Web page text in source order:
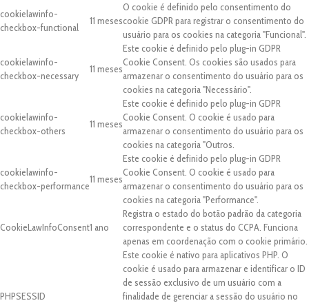
cookielawinfo-
checkbox-functional
11 meses
O cookie é definido pelo consentimento do
cookie GDPR para registrar o consentimento do
usuário para os cookies na categoria "Funcional".
cookielawinfo-
checkbox-necessary
11 meses
Este cookie é definido pelo plug-in GDPR
Cookie Consent. Os cookies são usados para
armazenar o consentimento do usuário para os
cookies na categoria "Necessário".
cookielawinfo-
checkbox-others
11 meses
Este cookie é definido pelo plug-in GDPR
Cookie Consent. O cookie é usado para
armazenar o consentimento do usuário para os
cookies na categoria "Outros.
cookielawinfo-
checkbox-performance
11 meses
Este cookie é definido pelo plug-in GDPR
Cookie Consent. O cookie é usado para
armazenar o consentimento do usuário para os
cookies na categoria "Performance".
CookieLawInfoConsent1 ano
Registra o estado do botão padrão da categoria
correspondente e o status do CCPA. Funciona
apenas em coordenação com o cookie primário.
PHPSESSID
Este cookie é nativo para aplicativos PHP. O
cookie é usado para armazenar e identificar o ID
de sessão exclusivo de um usuário com a
finalidade de gerenciar a sessão do usuário no